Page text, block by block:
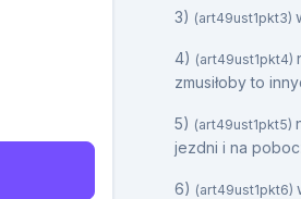
3) (art49ust1pkt3)
4) (art49ust1pkt4)
zmusiłoby to
5) (art49ust1pkt5)
jezdni i na
6) (art49ust1pkt6)